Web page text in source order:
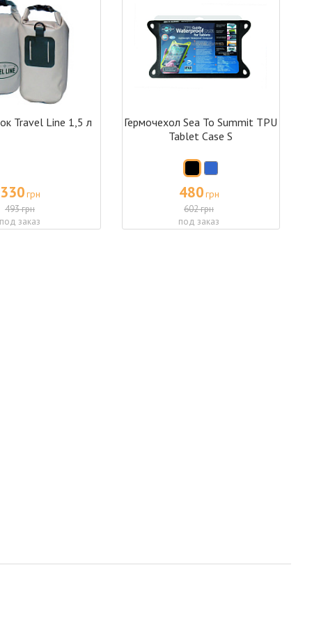
Travel Line 1,5 л
330грн
493 грн
под заказ
Гермочехол Sea To Summit TPU
Tablet Case S
480грн
602 грн
под заказ